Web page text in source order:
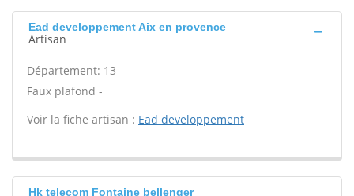
Ead developpement Aix en provence
Artisan
Département: 13
Faux plafond -
Voir la fiche artisan : Ead developpement
Hk telecom Fontaine bellenger